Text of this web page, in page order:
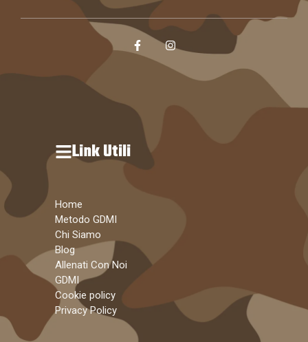
Link Utili
Home
Metodo GDMI
Chi Siamo
Blog
Allenati Con Noi
GDMI
Cookie policy
Privacy Policy